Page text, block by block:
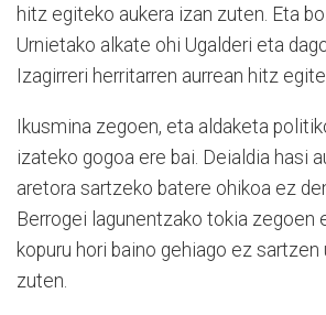
hitz egiteko aukera izan zuten. Eta
Urnietako alkate ohi Ugalderi eta
Izagirreri herritarren aurrean hitz
Ikusmina zegoen, eta aldaketa
izateko gogoa ere bai. Deialdia hasi
aretora sartzeko batere ohikoa ez
Berrogei lagunentzako tokia zegoen
kopuru hori baino gehiago ez sartzen
zuten.